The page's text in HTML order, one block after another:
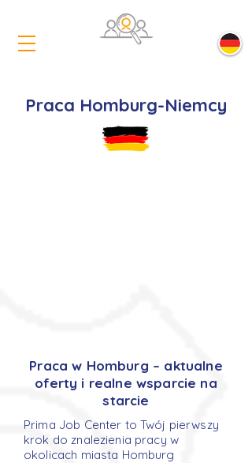
Praca Homburg-Niemcy
Praca w Homburg – aktualne
oferty i realne wsparcie na
starcie
Prima Job Center to Twój pierwszy
krok do znalezienia pracy w
okolicach miasta Homburg